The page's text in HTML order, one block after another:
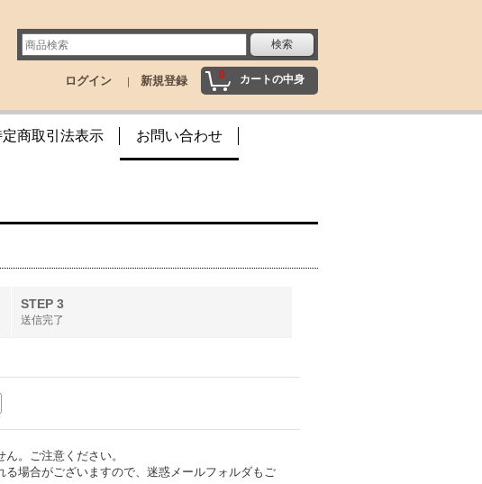
0 カートの中身
ログイン 新規登録
定商取引法表示 お問い合わせ
STEP 3
送信完了
。ご注意ください。
場合がございますので、迷惑メールフォルダもご